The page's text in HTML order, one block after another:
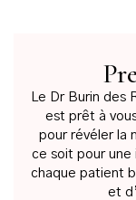
Le Dr Burin des
est prêt à
pour révéler la
ce soit pour
chaque patient
et